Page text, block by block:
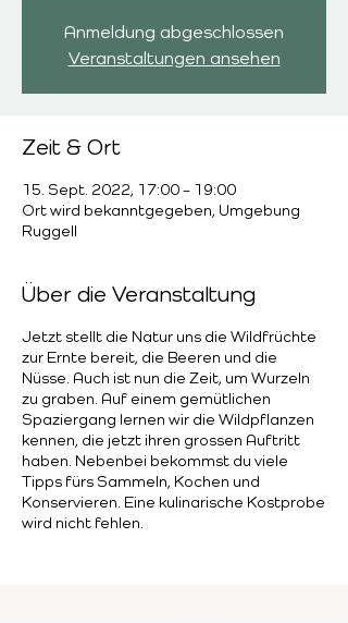
Anmeldung abgeschlossen
Veranstaltungen ansehen
Zeit & Ort
15. Sept. 2022, 17:00 – 19:00
Ort wird bekanntgegeben, Umgebung
Ruggell
Über die Veranstaltung
Jetzt stellt die Natur uns die Wildfrüchte
zur Ernte bereit, die Beeren und die
Nüsse. Auch ist nun die Zeit, um Wurzeln
zu graben. Auf einem gemütlichen
Spaziergang lernen wir die Wildpflanzen
kennen, die jetzt ihren grossen Auftritt
haben. Nebenbei bekommst du viele
Tipps fürs Sammeln, Kochen und
Konservieren. Eine kulinarische Kostprobe
wird nicht fehlen.